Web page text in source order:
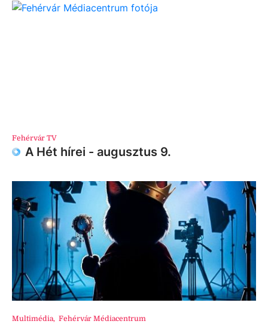
Fehérvár TV
A Hét hírei - augusztus 9.
Multimédia, Fehérvár Médiacentrum